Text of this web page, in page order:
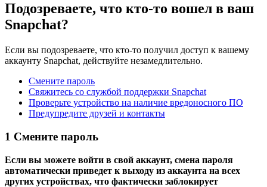
Подозреваете, что кто-то вошел в ваш
Snapchat?
Если вы подозреваете, что кто-то получил доступ к вашему
аккаунту Snapchat, действуйте незамедлительно.
Смените пароль
Свяжитесь со службой поддержки Snapchat
Проверьте устройство на наличие вредоносного ПО
Предупредите друзей и контакты
1 Смените пароль
Если вы можете войти в свой аккаунт, смена пароля
автоматически приведет к выходу из аккаунта на всех
других устройствах, что фактически заблокирует